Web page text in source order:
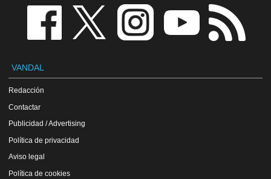
VANDAL
Redacción
Contactar
Publicidad / Advertising
Política de privacidad
Aviso legal
Política de cookies